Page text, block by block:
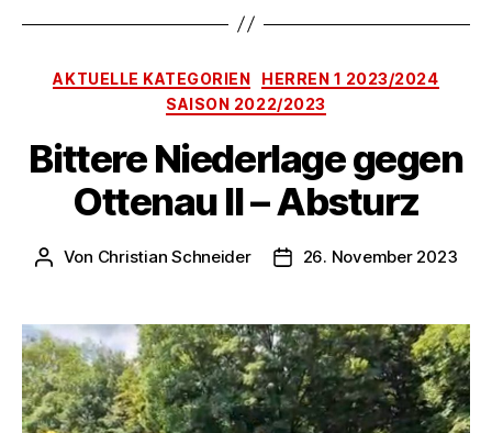
Kategorien
AKTUELLE KATEGORIEN
HERREN 1 2023/2024
SAISON 2022/2023
Bittere Niederlage gegen
Ottenau II – Absturz
Beitragsautor
Von Christian Schneider Veröffentlichungsdatum
26. November 2023